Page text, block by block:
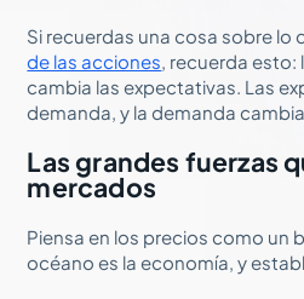
Si recuerdas una cosa sobre lo
de las acciones, recuerda esto:
cambia las expectativas. Las
demanda, y la demanda
Las grandes fuerzas
mercados
Piensa en los precios como un
océano es la economía, y